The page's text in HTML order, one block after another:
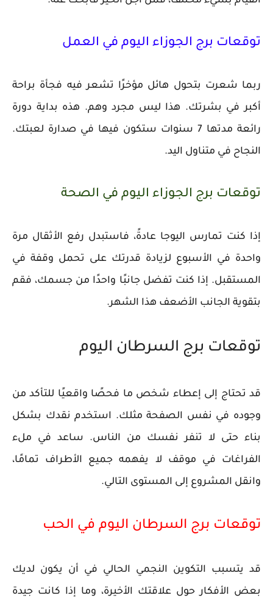
توقعات برج الجوزاء اليوم في العمل
ربما شعرت بتحول هائل مؤخرًا تشعر فيه فجأة براحة
أكبر في بشرتك. هذا ليس مجرد وهم. هذه بداية دورة
رائعة مدتها 7 سنوات ستكون فيها في صدارة لعبتك.
النجاح في متناول اليد.
توقعات برج الجوزاء اليوم في الصحة
إذا كنت تمارس اليوجا عادةً، فاستبدل رفع الأثقال مرة
واحدة في الأسبوع لزيادة قدرتك على تحمل وقفة في
المستقبل. إذا كنت تفضل جانبًا واحدًا من جسمك، فقم
بتقوية الجانب الأضعف هذا الشهر.
توقعات برج السرطان اليوم
قد تحتاج إلى إعطاء شخص ما فحصًا واقعيًا للتأكد من
وجوده في نفس الصفحة مثلك. استخدم نقدك بشكل
بناء حتى لا تنفر نفسك من الناس. ساعد في ملء
الفراغات في موقف لا يفهمه جميع الأطراف تمامًا،
وانقل المشروع إلى المستوى التالي.
توقعات برج السرطان اليوم في الحب
قد يتسبب التكوين النجمي الحالي في أن يكون لديك
بعض الأفكار حول علاقتك الأخيرة، وما إذا كانت جيدة